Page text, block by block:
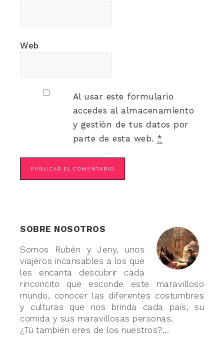
Web
Al usar este formulario
accedes al almacenamiento
y gestión de tus datos por
parte de esta web. *
SOBRE NOSOTROS
Somos Rubén y Jeny, unos
viajeros incansables a los que
les encanta descubrir cada
rinconcito que esconde este maravilloso
mundo, conocer las diferentes costumbres
y culturas que nos brinda cada país, su
comida y sus maravillosas personas.
¿Tú también eres de los nuestros?...